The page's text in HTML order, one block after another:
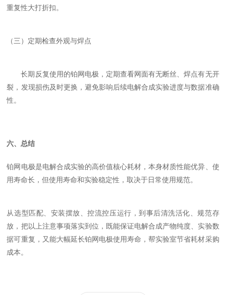
重复性大打折扣。
（三）定期检查外观与焊点
长期反复使用的铂网电极，定期查看网面有无断丝、焊点有无开
裂，发现损伤及时更换，避免影响后续电解合成实验进度与数据准确
性。
六、总结
铂网电极是电解合成实验的高价值核心耗材，本身材质性能优异、使
用寿命长，但使用寿命和实验稳定性，取决于日常使用规范。
从选型匹配、安装摆放、控流控压运行，到事后清洗活化、规范存
放，把以上注意事项落实到位，既能保证电解合成产物纯度、实验数
据可重复，又能大幅延长铂网电极使用寿命，帮实验室节省耗材采购
成本。